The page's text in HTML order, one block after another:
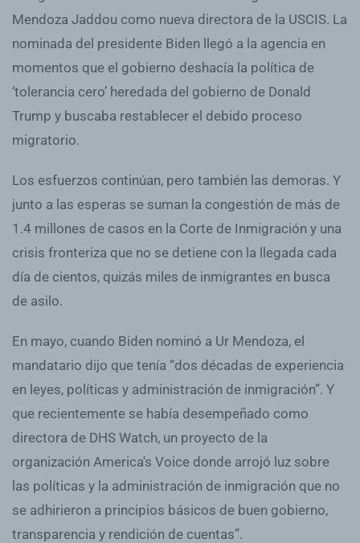
Mendoza Jaddou como nueva directora de la USCIS. La
nominada del presidente Biden llegó a la agencia en
momentos que el gobierno deshacía la política de
‘tolerancia cero’ heredada del gobierno de Donald
Trump y buscaba restablecer el debido proceso
migratorio.
Los esfuerzos continúan, pero también las demoras. Y
junto a las esperas se suman la congestión de más de
1.4 millones de casos en la Corte de Inmigración y una
crisis fronteriza que no se detiene con la llegada cada
día de cientos, quizás miles de inmigrantes en busca
de asilo.
En mayo, cuando Biden nominó a Ur Mendoza, el
mandatario dijo que tenía “dos décadas de experiencia
en leyes, políticas y administración de inmigración”. Y
que recientemente se había desempeñado como
directora de DHS Watch, un proyecto de la
organización America's Voice donde arrojó luz sobre
las políticas y la administración de inmigración que no
se adhirieron a principios básicos de buen gobierno,
transparencia y rendición de cuentas”.